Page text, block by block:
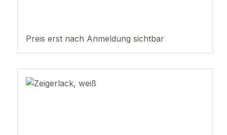
Preis erst nach Anmeldung sichtbar